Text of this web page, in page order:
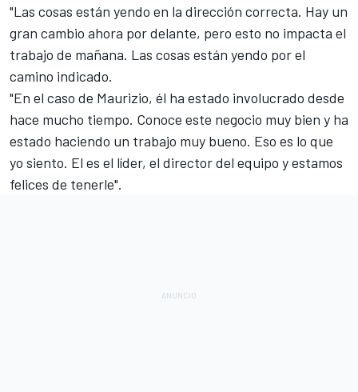
"Las cosas están yendo en la dirección correcta. Hay un
gran cambio ahora por delante, pero esto no impacta el
trabajo de mañana. Las cosas están yendo por el
camino indicado.
"En el caso de Maurizio, él ha estado involucrado desde
hace mucho tiempo. Conoce este negocio muy bien y ha
estado haciendo un trabajo muy bueno. Eso es lo que
yo siento. El es el líder, el director del equipo y estamos
felices de tenerle".